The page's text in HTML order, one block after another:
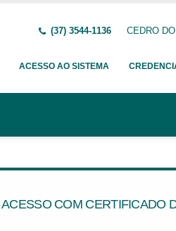
(37) 3544-1136 CEDRO
ACESSO AO SISTEMA
ACESSO COM CERTIFICADO